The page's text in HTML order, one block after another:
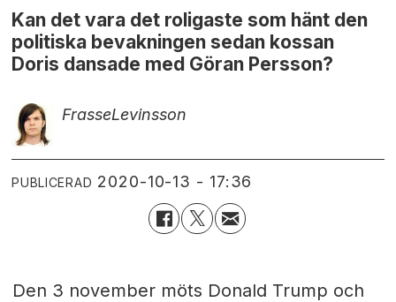
Kan det vara det roligaste som hänt den
politiska bevakningen sedan kossan
Doris dansade med Göran Persson?
FrasseLevinsson
PUBLICERAD 2020-10-13 - 17:36
Den 3 november möts Donald Trump och